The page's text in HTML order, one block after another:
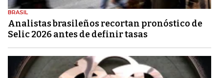
BRASIL
Analistas brasileños recortan pronóstico de
Selic 2026 antes de definir tasas